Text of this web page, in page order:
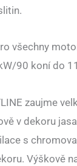
všechny
90 koní do
zaujme
v dekoru
s
Výškově